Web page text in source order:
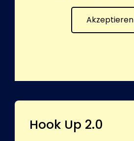
Akzeptieren
Hook Up 2.0